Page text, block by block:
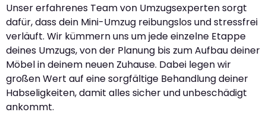
Unser erfahrenes Team von Umzugsexperten sorgt
dafür, dass dein Mini-Umzug reibungslos und stressfrei
verläuft. Wir kümmern uns um jede einzelne Etappe
deines Umzugs, von der Planung bis zum Aufbau deiner
Möbel in deinem neuen Zuhause. Dabei legen wir
großen Wert auf eine sorgfältige Behandlung deiner
Habseligkeiten, damit alles sicher und unbeschädigt
ankommt.